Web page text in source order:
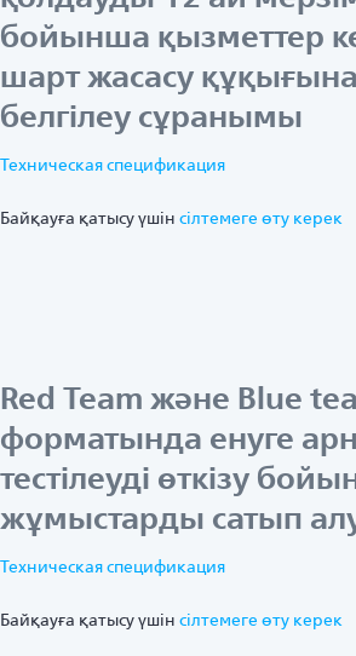
бойынша қызметтер
шарт жасасу
белгілеу сұранымы
Техническая спецификация
Байқауға қатысу үшін ciлтемеге өту керек
Red Team және Blue
форматында енуге
тестілеуді өткізу
жұмыстарды сатып
Техническая спецификация
Байқауға қатысу үшін ciлтемеге өту керек